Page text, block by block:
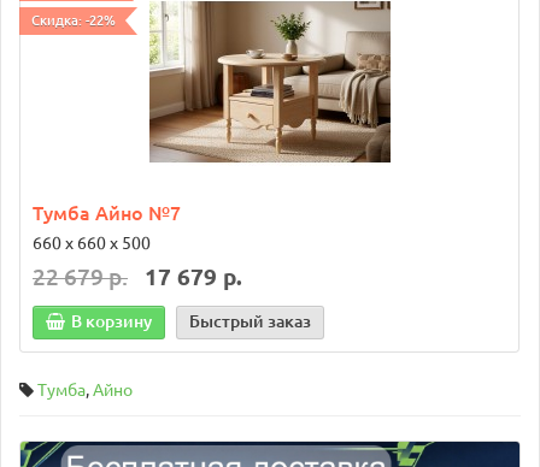
Скидка: -22%
Тумба Айно №7
660 х 660 х 500
22 679 р. 17 679 р.
В корзину Быстрый заказ
Тумба,Айно